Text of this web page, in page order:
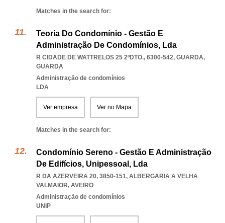
Matches in the search for:
Teoria Do Condomínio - Gestão E
Administração De Condomínios, Lda
R CIDADE DE WATTRELOS 25 2ºDTO., 6300-542, GUARDA,
GUARDA
Administração de condomínios
LDA
Ver empresa Ver no Mapa
Matches in the search for:
Condomínio Sereno - Gestão E Administração
De Edifícios, Unipessoal, Lda
R DA AZERVEIRA 20, 3850-151, ALBERGARIA A VELHA
VALMAIOR, AVEIRO
Administração de condomínios
UNIP